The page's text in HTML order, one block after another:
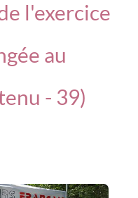
l'exercice
au
- 39)